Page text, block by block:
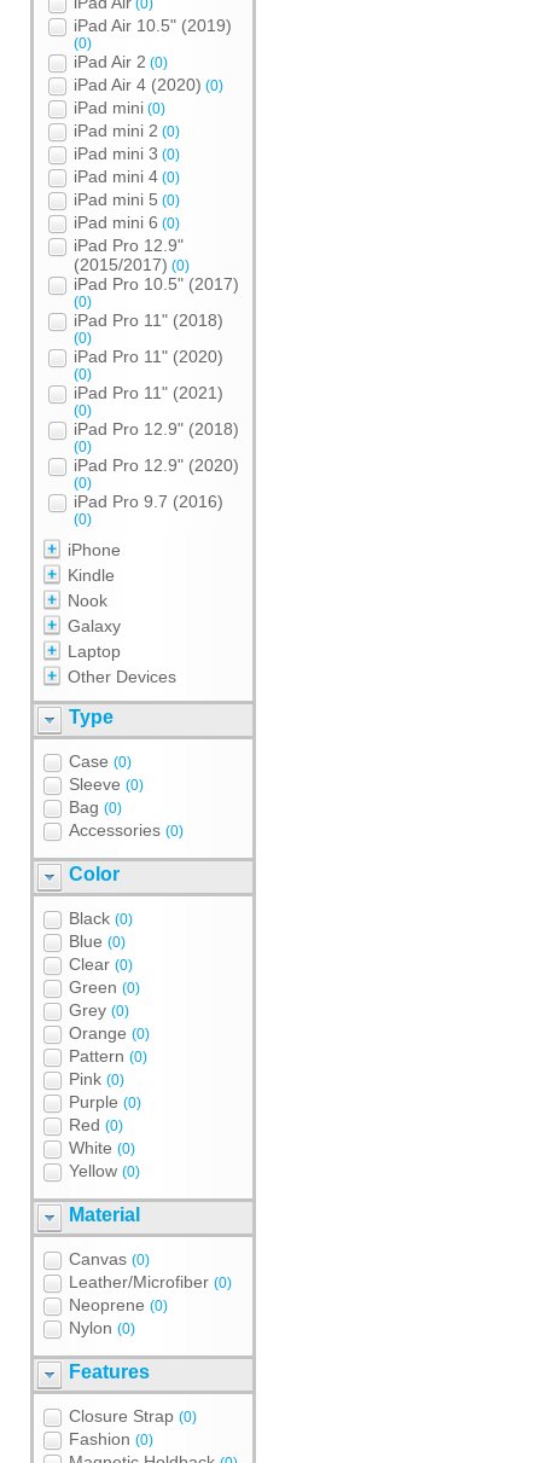
(0)
iPad Air 10.5" (2019)
(0)
iPad Air 2 (0)
iPad Air 4 (2020) (0)
iPad mini (0)
iPad mini 2 (0)
iPad mini 3 (0)
iPad mini 4 (0)
iPad mini 5 (0)
iPad mini 6 (0)
iPad Pro 12.9"
(2015/2017) (0)
iPad Pro 10.5" (2017)
(0)
iPad Pro 11" (2018)
(0)
iPad Pro 11" (2020)
(0)
iPad Pro 11" (2021)
(0)
iPad Pro 12.9" (2018)
(0)
iPad Pro 12.9" (2020)
(0)
iPad Pro 9.7 (2016)
(0)
iPhone
Kindle
Nook
Galaxy
Laptop
Other Devices
Type
Case (0)
Sleeve (0)
Bag (0)
Accessories (0)
Color
Black (0)
Blue (0)
Clear (0)
Green (0)
Grey (0)
Orange (0)
Pattern (0)
Pink (0)
Purple (0)
Red (0)
White (0)
Yellow (0)
Material
Canvas (0)
Leather/Microfiber (0)
Neoprene (0)
Nylon (0)
Features
Closure Strap (0)
Fashion (0)